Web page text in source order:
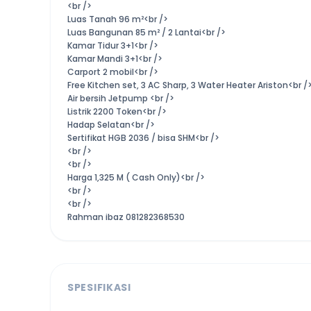
<br />
Luas Tanah 96 m²<br />
Luas Bangunan 85 m² / 2 Lantai<br />
Kamar Tidur 3+1<br />
Kamar Mandi 3+1<br />
Carport 2 mobil<br />
Free Kitchen set, 3 AC Sharp, 3 Water Heater Ariston<br /
Air bersih Jetpump <br />
Listrik 2200 Token<br />
Hadap Selatan<br />
Sertifikat HGB 2036 / bisa SHM<br />
<br />
<br />
Harga 1,325 M ( Cash Only)<br />
<br />
<br />
Rahman ibaz 081282368530
SPESIFIKASI